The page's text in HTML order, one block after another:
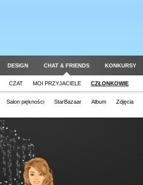
DESIGN CHAT & FRIENDS KONKURSY
CZAT MOI PRZYJACIELE CZŁONKOWIE
Salon piękności StarBazaar Album Zdjęcia